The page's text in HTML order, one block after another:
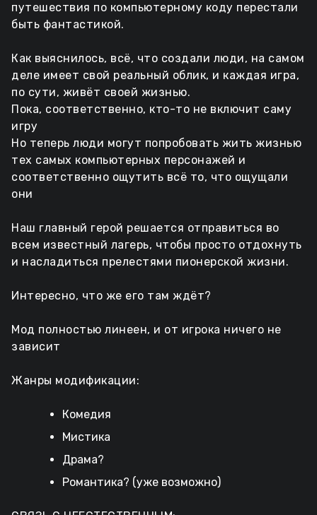
путешествия по компьютерному коду перестали
быть фантастикой.
Как выяснилось, всё, что создали люди, на самом
деле имеет свой реальный облик, и каждая игра,
по сути, живёт своей жизнью.
Пока, соответственно, кто-то не включит саму
игру
Но теперь люди могут попробовать жить жизнью
тех самых компьютерных персонажей и
соответственно ощутить всё то, что ощущали
они
Наш главный герой решается отправиться во
всем известный лагерь, чтобы просто отдохнуть
и насладиться прелестями пионерской жизни.
Интересно, что же его там ждёт?
Мод полностью линеен, и от игрока ничего не
зависит
Жанры модификации:
Комедия
Мистика
Драма?
Романтика? (уже возможно)